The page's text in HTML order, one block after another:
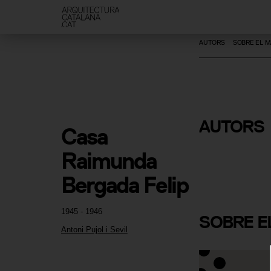
1945 - 1946
Antoni Pujol i Sevil
Casa
Raimunda
Bergada Felip
AUTORS SOBRE EL
AUTORS
Antoni
SOBRE